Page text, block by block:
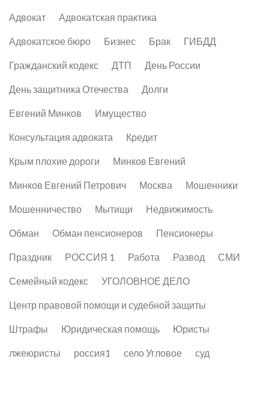
Адвокат Адвокатская практика
Адвокатское бюро Бизнес Брак ГИБДД
Гражданский кодекс ДТП День России
День защитника Отечества Долги
Евгений Минков Имущество
Консультация адвоката Кредит
Крым плохие дороги Минков Евгений
Минков Евгений Петрович Москва Мошенники
Мошенничество Мытищи Недвижимость
Обман Обман пенсионеров Пенсионеры
Праздник РОССИЯ 1 Работа Развод СМИ
Семейный кодекс УГОЛОВНОЕ ДЕЛО
Центр правовой помощи и судебной защиты
Штрафы Юридическая помощь Юристы
лжеюристы россия1 село Угловое суд